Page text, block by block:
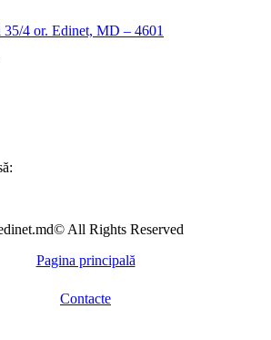
35/4 or. Edinet, MD – 4601
All Rights Reserved
Pagina principală
Contacte